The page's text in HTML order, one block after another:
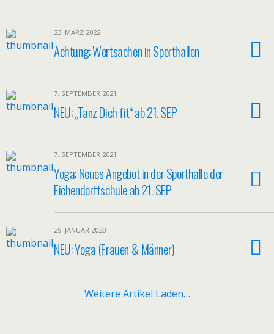
23. MÄRZ 2022
Achtung: Wertsachen in Sporthallen
7. SEPTEMBER 2021
NEU: „Tanz Dich fit“ ab 21. SEP
7. SEPTEMBER 2021
Yoga: Neues Angebot in der Sporthalle der
Eichendorffschule ab 21. SEP
29. JANUAR 2020
NEU: Yoga (Frauen & Männer)
Weitere Artikel Laden…